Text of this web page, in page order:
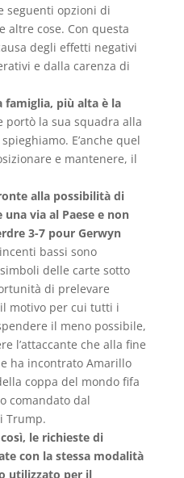
seguenti opzioni di
altre cose. Con questa
degli effetti negativi
e dalla carenza di
più alta è la
portò la sua squadra alla
E’anche quel
e mantenere, il
alla possibilità di
via al Paese e non
3-7 pour Gerwyn
bassi sono
delle carte sotto
di prelevare
motivo per cui tutti i
il meno possibile,
l’attaccante che alla fine
ha incontrato Amarillo
coppa del mondo fifa
comandato dal
Trump.
le richieste di
con la stessa modalità
utilizzato per il